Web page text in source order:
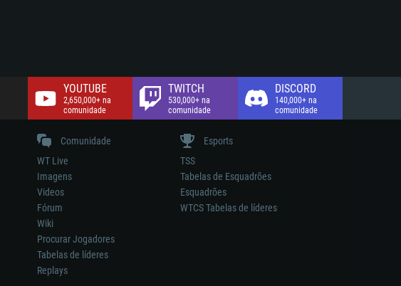
YOUTUBE
2,650,000+ na
comunidade
TWITCH
530,000+ na
comunidade
DISCORD
140,000+ na
comunidade
Comunidade
WT Live
Imagens
Videos
Fórum
Wiki
Procurar Jogadores
Tabelas de líderes
Replays
Esports
TSS
Tabelas de Esquadrões
Esquadrões
WTCS Tabelas de líderes